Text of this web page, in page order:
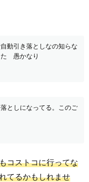
動引き落としなの知らな
た 愚かなり
としになってる。このご
コストコに行ってな
てるかもしれませ